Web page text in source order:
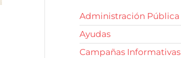
Administración Pública
Ayudas
Campañas Informativas